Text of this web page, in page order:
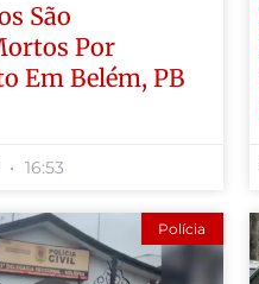
São
Por
Em Belém, PB
16:53
Polícia